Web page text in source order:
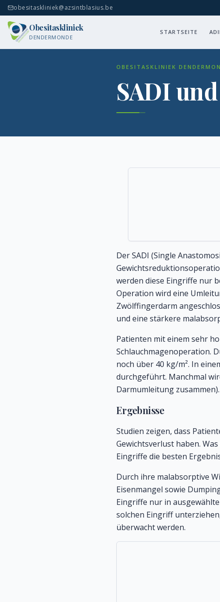
obesitaskliniek@azsintblasius.be
Obesitaskliniek
DENDERMONDE
STARTSEITE
OBESITASKLINIEK
SADI
Der SADI (Single
werden diese Eingriffe nur
Operation wird eine
Zwölffingerdarm
und eine stärkere
Patienten mit einem sehr
Schlauchmagenoperation.
noch über 40 kg/m². In
durchgeführt. Manchmal
Darmumleitung
Ergebnisse
Studien zeigen, dass
Gewichtsverlust haben.
Eingriffe die besten
Durch ihre malabsorptive
Eisenmangel sowie
Eingriffe nur in
solchen Eingriff
überwacht werden.